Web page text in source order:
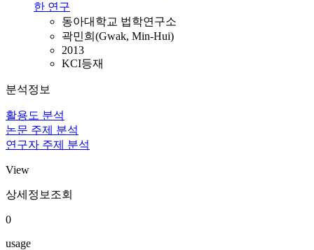
한 연구
동아대학교 법학연구소
곽민희(Gwak, Min-Hui)
2013
KCI등재
분석정보
활용도 분석
논문 주제 분석
연구자 주제 분석
View
상세정보조회
0
usage